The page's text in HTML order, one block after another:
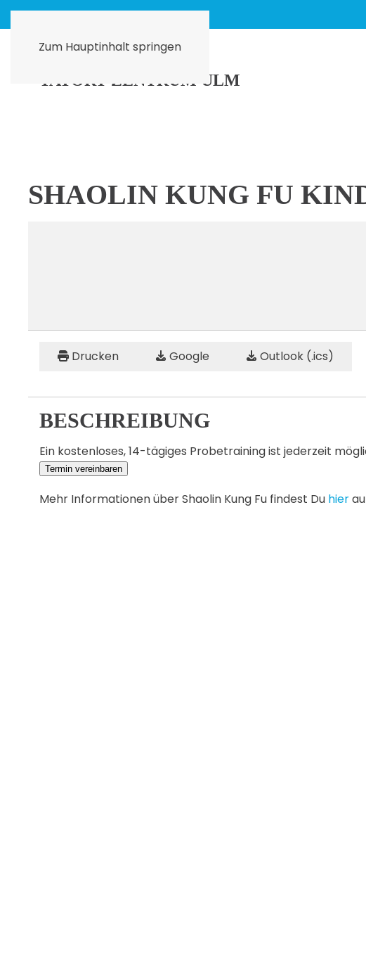
Zum Hauptinhalt springen
SHAOLIN KUNG FU
Drucken Google Outlook (.ics)
BESCHREIBUNG
Ein kostenloses, 14-tägiges Probetraining ist jederzeit
Termin vereinbaren
Mehr Informationen über Shaolin Kung Fu findest Du hier